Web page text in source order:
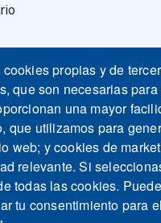
propias y de
que son necesarias
una mayor
que utilizamos para
web; y cookies de
relevante. Si
todas las cookies.
tu consentimiento para